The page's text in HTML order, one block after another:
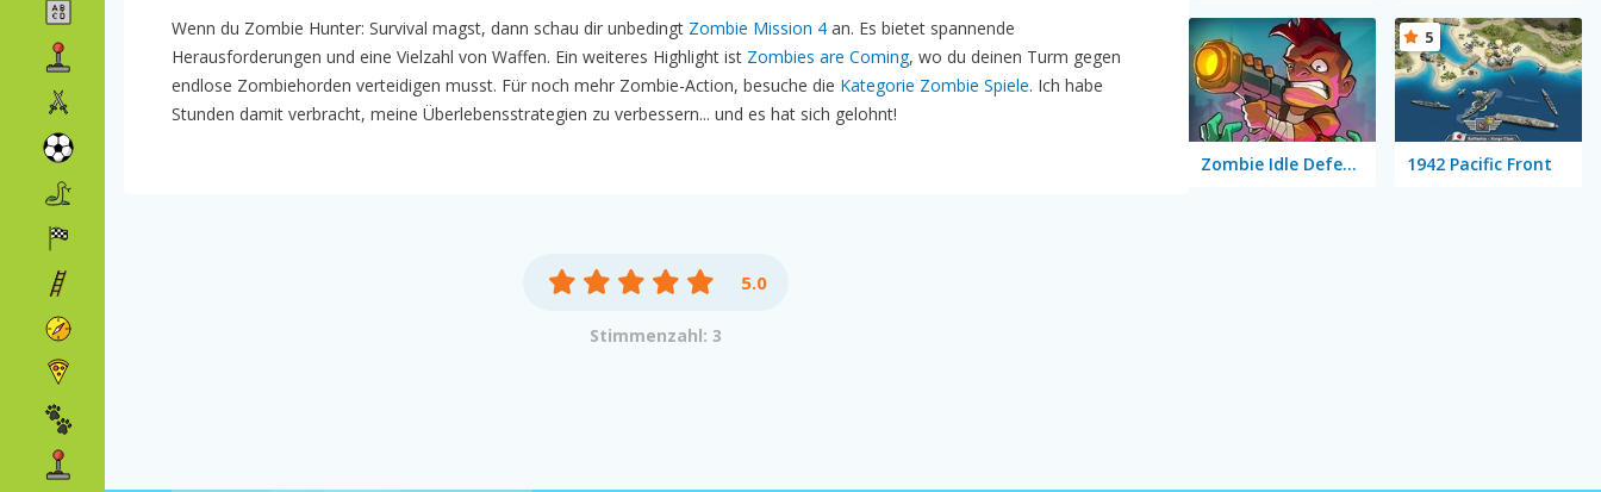
Wenn du Zombie Hunter: Survival magst, dann schau dir unbedingt Zombie Mission 4 an. Es bietet spannende
Herausforderungen und eine Vielzahl von Waffen. Ein weiteres Highlight ist Zombies are Coming, wo du deinen Turm gegen
endlose Zombiehorden verteidigen musst. Für noch mehr Zombie-Action, besuche die Kategorie Zombie Spiele. Ich habe
Stunden damit verbracht, meine Überlebensstrategien zu verbessern... und es hat sich gelohnt!
5.0
Stimmenzahl: 3
Zombie Idle Defense 1942 Pacific Front
5